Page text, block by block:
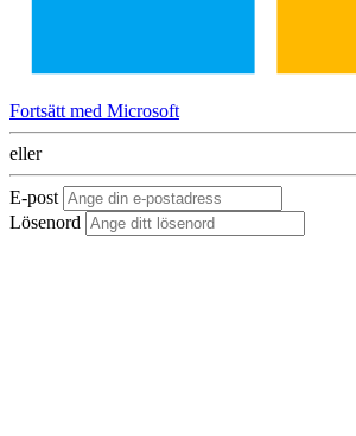
Fortsätt med Microsoft
eller
E-post
Lösenord